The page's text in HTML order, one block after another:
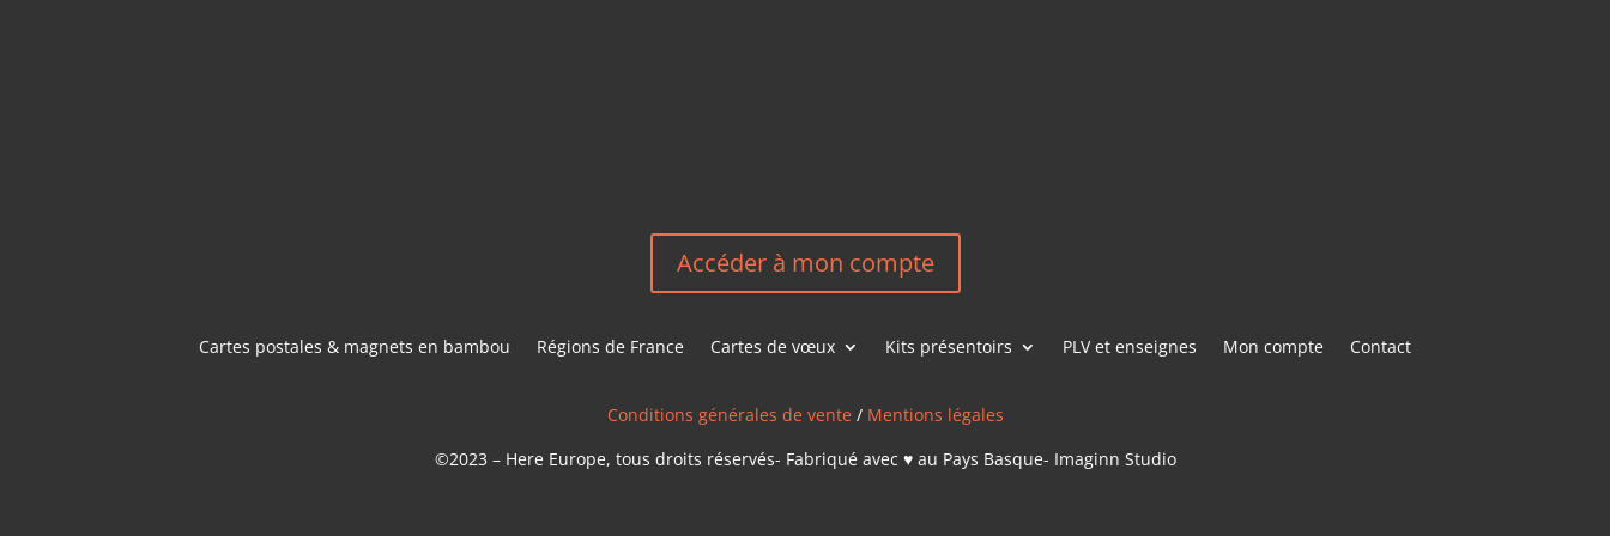
Accéder à mon compte
Cartes postales & magnets en bambou Régions de France Cartes de vœux Kits présentoirs PLV et enseignes Mon compte Contact
Conditions générales de vente / Mentions légales
©2023 – Here Europe, tous droits réservés- Fabriqué avec ♥ au Pays Basque- Imaginn Studio